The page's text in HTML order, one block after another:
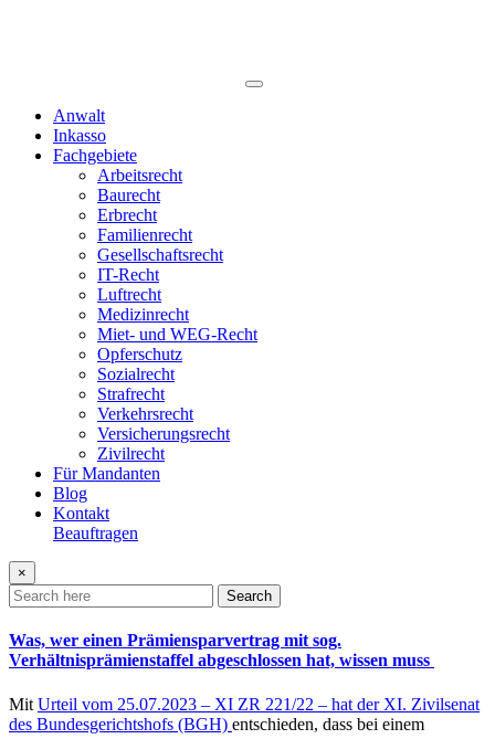
Anwalt
Inkasso
Fachgebiete
Arbeitsrecht
Baurecht
Erbrecht
Familienrecht
Gesellschaftsrecht
IT-Recht
Luftrecht
Medizinrecht
Miet- und WEG-Recht
Opferschutz
Sozialrecht
Strafrecht
Verkehrsrecht
Versicherungsrecht
Zivilrecht
Für Mandanten
Blog
Kontakt
Beauftragen
×
Search
Was, wer einen Prämiensparvertrag mit sog.
Verhältnisprämienstaffel abgeschlossen hat, wissen muss
Mit Urteil vom 25.07.2023 – XI ZR 221/22 – hat der XI. Zivilsenat
des Bundesgerichtshofs (BGH) entschieden, dass bei einem